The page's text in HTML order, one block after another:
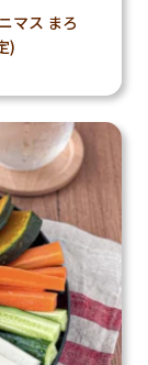
マス まろ
)